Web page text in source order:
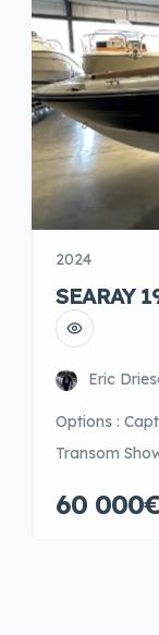
2024
SEARAY
Eric
Options :
Transom
60 000€